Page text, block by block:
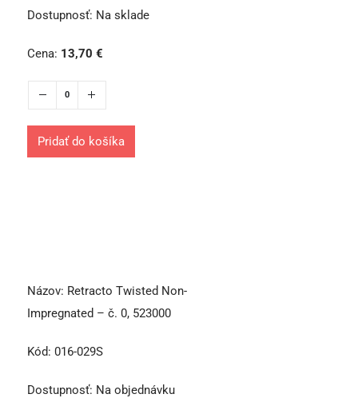
Dostupnosť: Na sklade
Cena: 13,70 €
Pridať do košíka
Názov: Retracto Twisted Non-
Impregnated – č. 0, 523000
Kód: 016-029S
Dostupnosť: Na objednávku